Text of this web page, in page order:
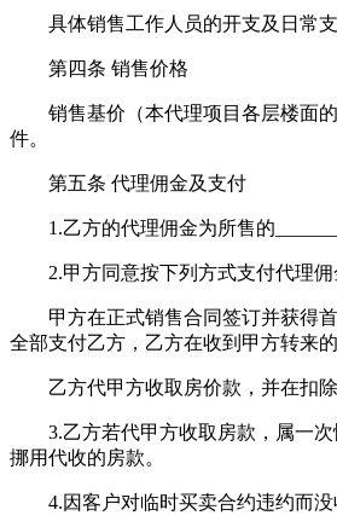
具体销售工作人员的开支及日常支
第四条 销售价格
销售基价（本代理项目各层楼面的
件。
第五条 代理佣金及支付
1.乙方的代理佣金为所售的
2.甲方同意按下列方式支付代理佣
甲方在正式销售合同签订并获得首
全部支付乙方，乙方在收到甲方转来
乙方代甲方收取房价款，并在扣除
3.乙方若代甲方收取房款，属一次
挪用代收的房款。
4.因客户对临时买卖合约违约而没